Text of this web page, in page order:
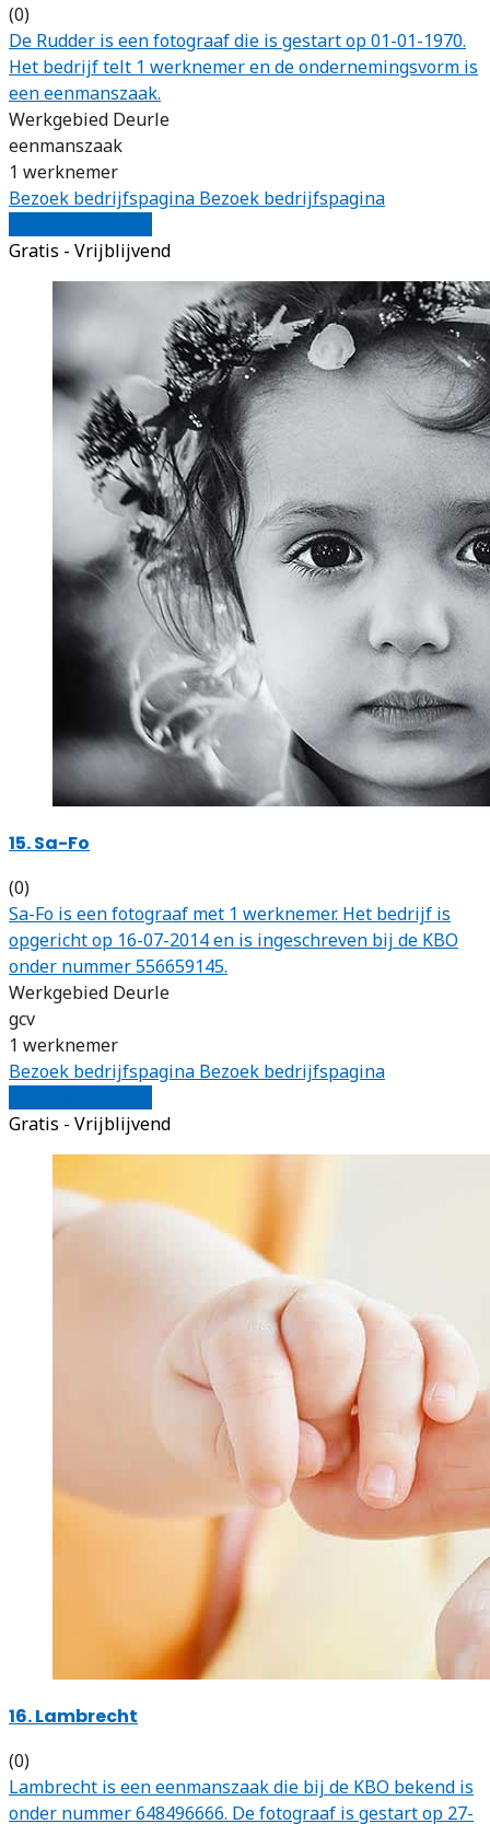
(0)
De Rudder is een fotograaf die is gestart op 01-01-1970.
Het bedrijf telt 1 werknemer en de ondernemingsvorm is
een eenmanszaak.
Werkgebied Deurle
eenmanszaak
1 werknemer
Bezoek bedrijfspagina Bezoek bedrijfspagina
Gratis - Vrijblijvend
15. Sa-Fo
(0)
Sa-Fo is een fotograaf met 1 werknemer. Het bedrijf is
opgericht op 16-07-2014 en is ingeschreven bij de KBO
onder nummer 556659145.
Werkgebied Deurle
gcv
1 werknemer
Bezoek bedrijfspagina Bezoek bedrijfspagina
Gratis - Vrijblijvend
16. Lambrecht
(0)
Lambrecht is een eenmanszaak die bij de KBO bekend is
onder nummer 648496666. De fotograaf is gestart op 27-